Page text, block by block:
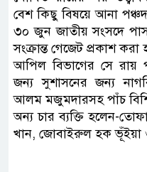
বেশ কিছু বিষয়ে আনা
৩০ জুন জাতীয় সংসদে
সংক্রান্ত গেজেট প্রকাশ করা
আপিল বিভাগের সে রায়
জন্য সুশাসনের জন্য
আলম মজুমদারসহ পাঁচ
অন্য চার ব্যক্তি হলেন-
খান, জোবাইরুল হক ভূঁইয়া